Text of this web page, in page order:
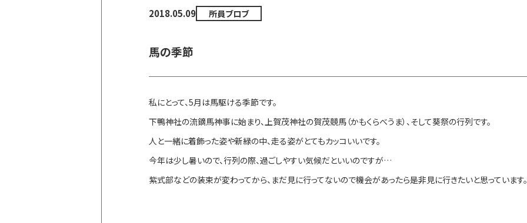
2018.05.09 所員ブロブ
馬の季節
私にとって、5月は馬駆ける季節です。
下鴨神社の流鏑馬神事に始まり、上賀茂神社の賀茂競馬（かもくらべうま）、そして葵祭の行列です。
人と一緒に着飾った姿や新緑の中、走る姿がとてもカッコいいです。
今年は少し暑いので、行列の際、過ごしやすい気候だといいのですが…
紫式部などの装束が変わってから、まだ見に行ってないので機会があったら是非見に行きたいと思っています。